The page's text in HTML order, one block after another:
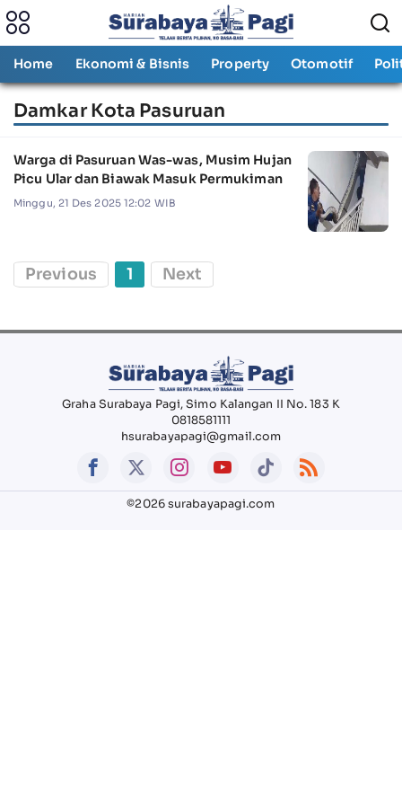
Home Ekonomi & Bisnis Property Otomotif
Damkar Kota Pasuruan
Warga di Pasuruan Was-was, Musim Hujan
Picu Ular dan Biawak Masuk Permukiman
Minggu, 21 Des 2025 12:02 WIB
Previous 1 Next
Graha Surabaya Pagi, Simo Kalangan II No. 183 K
0818581111
hsurabayapagi@gmail.com
©2026 surabayapagi.com